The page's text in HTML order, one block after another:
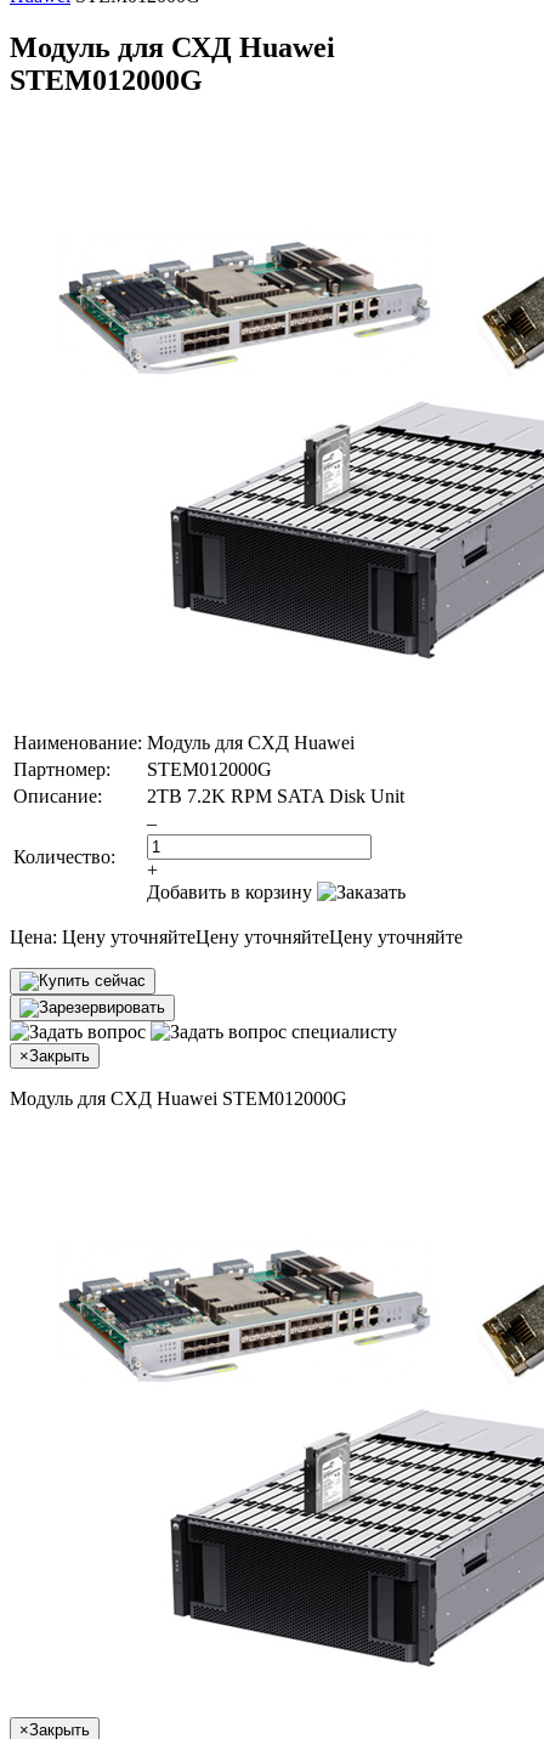
Модуль для СХД Huawei
STEM012000G
Наименование: Модуль для СХД Huawei
Партномер:
STEM012000G
Описание:
2TB 7.2K RPM SATA Disk Unit
Количество:
–
+
Добавить в корзину
Цена: Цену уточняйтеЦену уточняйтеЦену уточняйте
×Закрыть
Модуль для СХД Huawei STEM012000G
×Закрыть